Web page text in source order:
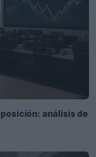
análisis de